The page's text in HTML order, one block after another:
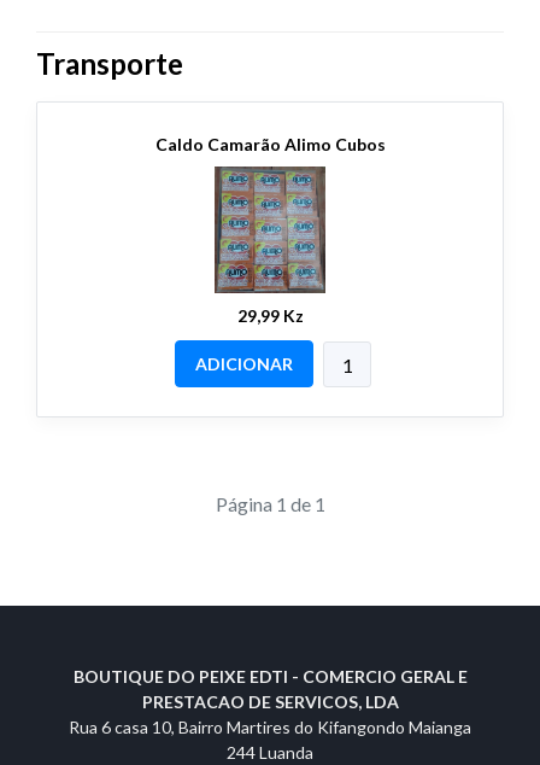
Transporte
Caldo Camarão Alimo Cubos
29,99 Kz
ADICIONAR
Página 1 de 1
BOUTIQUE DO PEIXE EDTI - COMERCIO GERAL E
PRESTACAO DE SERVICOS, LDA
Rua 6 casa 10, Bairro Martires do Kifangondo Maianga
244 Luanda